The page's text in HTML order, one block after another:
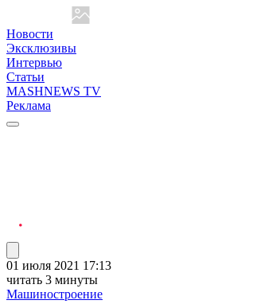
Новости
Эксклюзивы
Интервью
Статьи
MASHNEWS TV
Реклама
01 июля 2021 17:13
читать 3 минуты
Машиностроение